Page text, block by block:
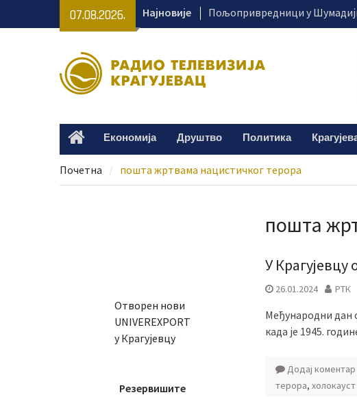
07.08.2026. Најновије
Пољопривредници у
како да безбедно користе
Лана Андрић 11. августа
лечење – потребно 45.000 евра
историју – изложба о
Хапшење због 85 килограма
Међу осумњиченима и
HomeЕкономија Друштво Политика
Почетна пошта жртвама нацистичког терора
пошта
У
26.01.2024 РТК
Међународни дан
када је 1945.
Додај коментар
терора, холокауст
Отворен нови
UNIVEREXPORT
у Крагујевцу
Резервишите